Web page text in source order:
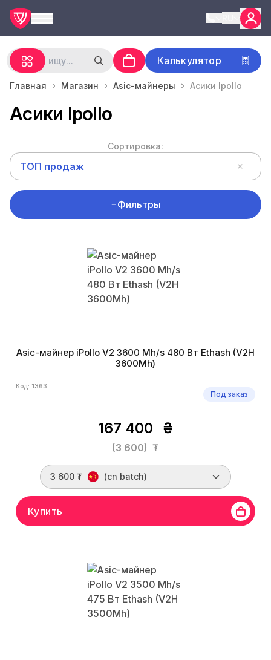
Калькулятор
Главная Магазин Asic-майнеры Асики Ipollo
Асики Ipollo
Сортировка:
ТОП продаж
Фильтры
Asic-майнер iPollo V2 3600 Mh/s 480 Вт Ethash (V2H
3600Mh)
Код: 1363
Под заказ
167 400 ₴
(3 600) ₮
3 600 ₮ (cn batch)
Купить